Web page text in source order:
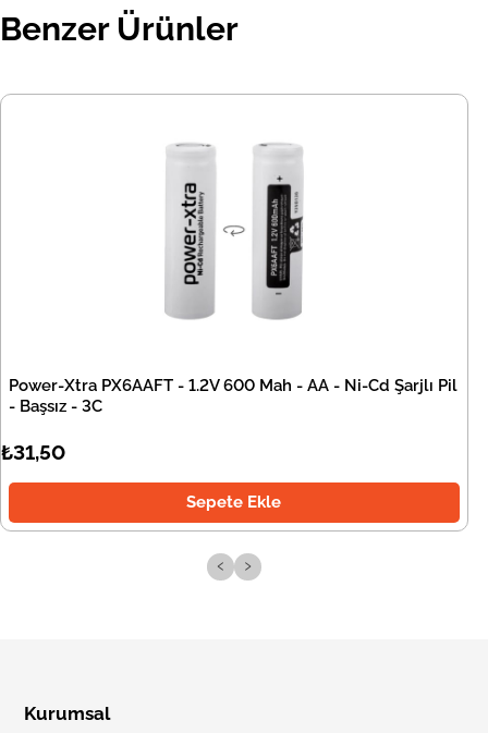
Benzer Ürünler
Power-Xtra PX6AAFT - 1.2V 600 Mah - AA - Ni-Cd Şarjlı Pil
- Başsız - 3C
₺31,50
Sepete Ekle
‹ ›
Kurumsal